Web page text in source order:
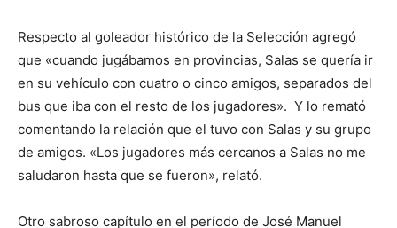
Respecto al goleador histórico de la Selección agregó
que «cuando jugábamos en provincias, Salas se quería ir
en su vehículo con cuatro o cinco amigos, separados del
bus que iba con el resto de los jugadores». Y lo remató
comentando la relación que el tuvo con Salas y su grupo
de amigos. «Los jugadores más cercanos a Salas no me
saludaron hasta que se fueron», relató.
Otro sabroso capítulo en el período de José Manuel